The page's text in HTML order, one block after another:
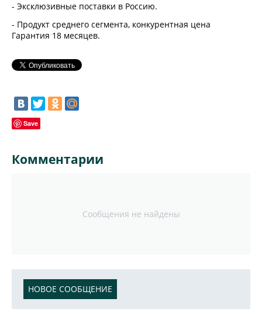
- Эксклюзивные поставки в Россию.
- Продукт среднего сегмента, конкурентная цена
Гарантия 18 месяцев.
Save
Комментарии
Сообщения не найдены
НОВОЕ СООБЩЕНИЕ